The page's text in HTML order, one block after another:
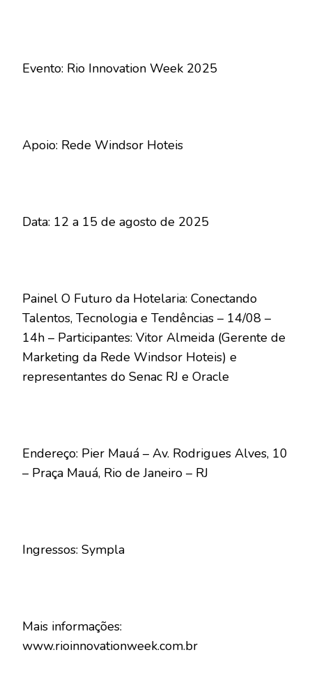
Evento: Rio Innovation Week 2025
Apoio: Rede Windsor Hoteis
Data: 12 a 15 de agosto de 2025
Painel O Futuro da Hotelaria: Conectando
Talentos, Tecnologia e Tendências – 14/08 –
14h – Participantes: Vitor Almeida (Gerente de
Marketing da Rede Windsor Hoteis) e
representantes do Senac RJ e Oracle
Endereço: Pier Mauá – Av. Rodrigues Alves, 10
– Praça Mauá, Rio de Janeiro – RJ
Ingressos: Sympla
Mais informações:
www.rioinnovationweek.com.br